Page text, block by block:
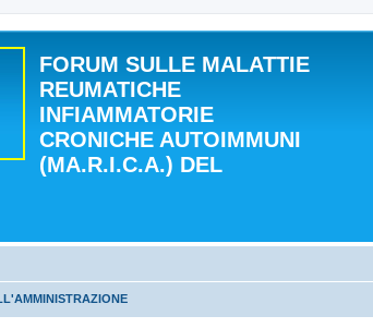
FORUM SULLE MALATTIE
REUMATICHE
INFIAMMATORIE
CRONICHE AUTOIMMUNI
(MA.R.I.C.A.) DEL